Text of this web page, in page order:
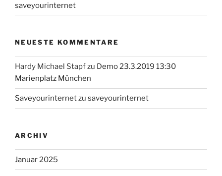
saveyourinternet
NEUESTE KOMMENTARE
Hardy Michael Stapfzu Demo 23.3.2019 13:30
Marienplatz München
Saveyourinternetzu saveyourinternet
ARCHIV
Januar 2025